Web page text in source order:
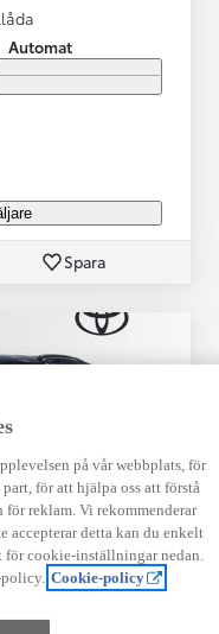
Automat
Spara
på vår webbplats, för
för att hjälpa oss att förstå
reklam. Vi rekommenderar
accepterar detta kan du enkelt
för cookie-inställningar nedan.
Cookie-policy